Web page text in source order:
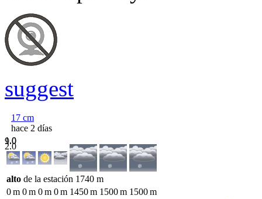
suggest
17 cm
hace 2 días
1.0
9.0
2.0
alto de la estación 1740 m
0m 0m 0m 0m 1450m 1500m 1500m